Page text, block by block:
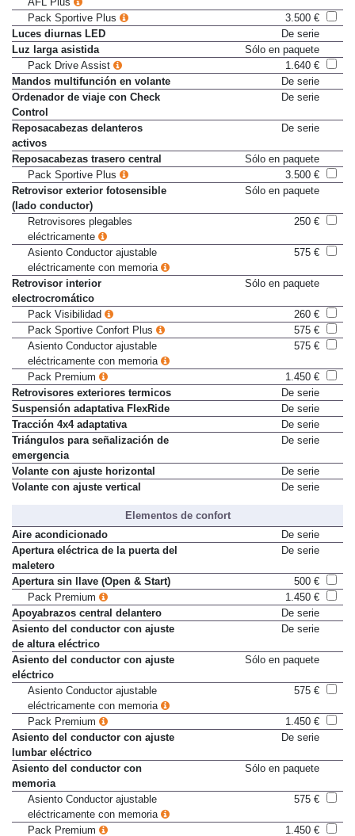
AFL Plus
Pack Sportive Plus
3.500 €
Luces diurnas LED
De serie
Luz larga asistida
Sólo en paquete
Pack Drive Assist
1.640 €
Mandos multifunción en volante
De serie
Ordenador de viaje con Check
Control
Reposacabezas delanteros
activos
Reposacabezas trasero central
Sólo en paquete
Pack Sportive Plus
3.500 €
Retrovisor exterior fotosensible
(lado conductor)
Retrovisores plegables
eléctricamente
Asiento Conductor ajustable
eléctricamente con memoria
Retrovisor interior
electrocromático
Pack Visibilidad
260 €
Pack Sportive Confort Plus
575 €
Asiento Conductor ajustable
eléctricamente con memoria
Pack Premium
1.450 €
Retrovisores exteriores termicos
De serie
Suspensión adaptativa FlexRide
De serie
Tracción 4x4 adaptativa
De serie
Triángulos para señalización de
emergencia
Volante con ajuste horizontal
De serie
Elementos de confort
Aire acondicionado
De serie
Apertura eléctrica de la puerta del
maletero
Apertura sin llave (Open & Start)
500 €
Pack Premium
1.450 €
Apoyabrazos central delantero
De serie
Asiento del conductor con ajuste
de altura eléctrico
Asiento del conductor con ajuste
eléctrico
Asiento Conductor ajustable
eléctricamente con memoria
Pack Premium
1.450 €
Asiento del conductor con ajuste
lumbar eléctrico
Asiento del conductor con
memoria
Asiento Conductor ajustable
eléctricamente con memoria